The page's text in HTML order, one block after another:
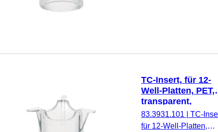
TC-Insert, für 12-
Well-Platten, PET,
transparent,
Porengröße: 1 µm
83.3931.101
TC-
für 12-Well-Platten,